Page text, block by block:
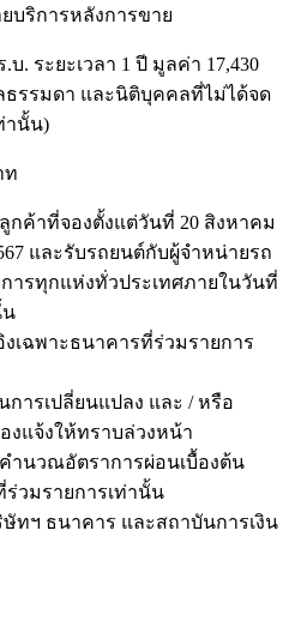
บริการหลังการขาย
. ระยะเวลา 1 ปี มูลค่า 17,430
ธรรมดา และนิติบุคคลที่ไม่ได้จด
านั้น)
ท
กค้าที่จองตั้งแต่วันที่ 20 สิงหาคม
และรับรถยนต์กับผู้จำหน่ายรถ
ารทุกแห่งทั่วประเทศภายในวันที่
น
เฉพาะธนาคารที่ร่วมรายการ
ารเปลี่ยนแปลง และ / หรือ
งแจ้งให้ทราบล่วงหน้า
ำนวณอัตราการผ่อนเบื้องต้น
ร่วมรายการเท่านั้น
ษัทฯ ธนาคาร และสถาบันการเงิน